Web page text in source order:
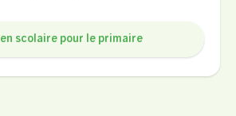
scolaire pour le primaire